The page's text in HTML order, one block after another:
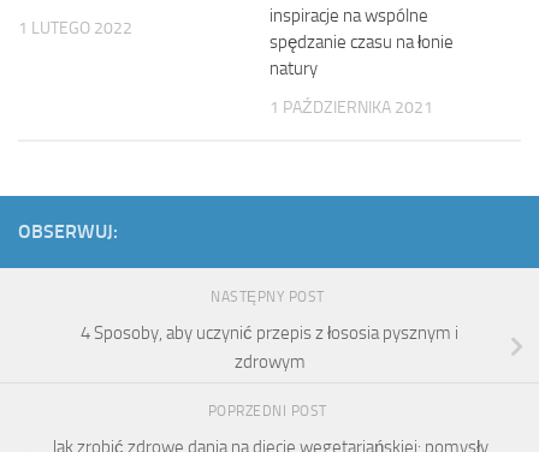
1 LUTEGO 2022
inspiracje na wspólne
spędzanie czasu na łonie
natury
1 PAŹDZIERNIKA 2021
OBSERWUJ:
NASTĘPNY POST
4 Sposoby, aby uczynić przepis z łososia pysznym i
zdrowym
POPRZEDNI POST
Jak zrobić zdrowe dania na diecie wegetariańskiej: pomysły